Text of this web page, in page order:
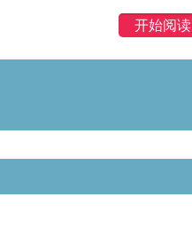
开始阅读